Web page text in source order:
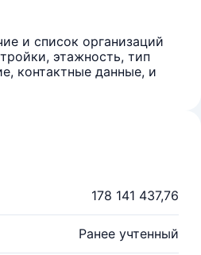
и список организаций
этажность, тип
контактные данные, и
178 141 437,76
Ранее учтенный